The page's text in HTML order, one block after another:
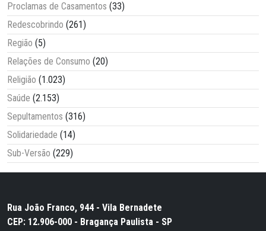
Proclamas de Casamentos (33)
Redescobrindo (261)
Região (5)
Relações de Consumo (20)
Religião (1.023)
Saúde (2.153)
Sepultamentos (316)
Solidariedade (14)
Sub-Versão (229)
Rua João Franco, 944 - Vila Bernadete
CEP: 12.906-000 - Bragança Paulista - SP